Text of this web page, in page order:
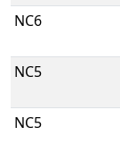
NC6
NC5
NC5